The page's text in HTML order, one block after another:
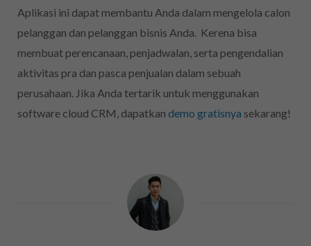
Aplikasi ini dapat membantu Anda dalam mengelola calon
pelanggan dan pelanggan bisnis Anda. Kerena bisa
membuat perencanaan, penjadwalan, serta pengendalian
aktivitas pra dan pasca penjualan dalam sebuah
perusahaan. Jika Anda tertarik untuk menggunakan
software cloud CRM, dapatkan demo gratisnya sekarang!